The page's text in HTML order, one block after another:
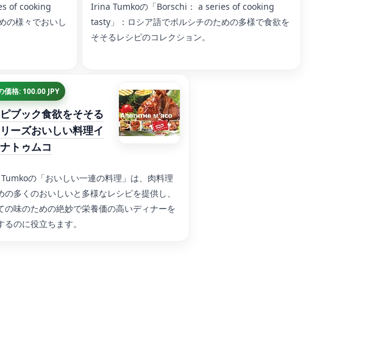
of cooking
の様々でおいし
Irina Tumkoの「Borschi： a series of cooking
tasty」：ロシア語でボルシチのための多様で食欲を
そそるレシピのコレクション。
価格: 100.00 JPY
ブック食欲をそそる
ーズおいしい料理イ
トゥムコ
の「おいしい一連の料理」は、肉料理
の多くのおいしいと多様なレシピを提供し、
の味のための絶妙で栄養価の高いディナーを
るのに役立ちます。